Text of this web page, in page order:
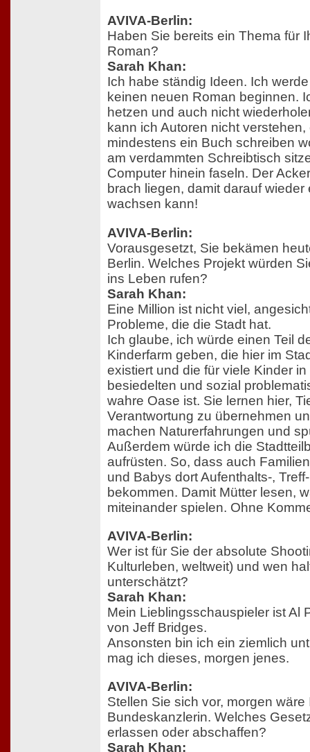
AVIVA-Berlin:
Haben Sie bereits ein Thema für
Roman?
Sarah Khan:
Ich habe ständig Ideen. Ich
keinen neuen Roman beginnen.
hetzen und auch nicht
kann ich Autoren nicht
mindestens ein Buch schreiben
am verdammten Schreibtisch
Computer hinein faseln. Der
brach liegen, damit darauf wieder
wachsen kann!
AVIVA-Berlin:
Vorausgesetzt, Sie bekämen
Berlin. Welches Projekt würden
ins Leben rufen?
Sarah Khan:
Eine Million ist nicht viel,
Probleme, die die Stadt hat.
Ich glaube, ich würde einen Teil
Kinderfarm geben, die hier im
existiert und die für viele Kinder
besiedelten und sozial
wahre Oase ist. Sie lernen hier,
Verantwortung zu übernehmen
machen Naturerfahrungen und
Außerdem würde ich die
aufrüsten. So, dass auch
und Babys dort Aufenthalts-,
bekommen. Damit Mütter lesen,
miteinander spielen. Ohne
AVIVA-Berlin:
Wer ist für Sie der absolute
Kulturleben, weltweit) und wen
unterschätzt?
Sarah Khan:
Mein Lieblingsschauspieler ist Al
von Jeff Bridges.
Ansonsten bin ich ein ziemlich
mag ich dieses, morgen jenes.
AVIVA-Berlin:
Stellen Sie sich vor, morgen wäre
Bundeskanzlerin. Welches
erlassen oder abschaffen?
Sarah Khan: